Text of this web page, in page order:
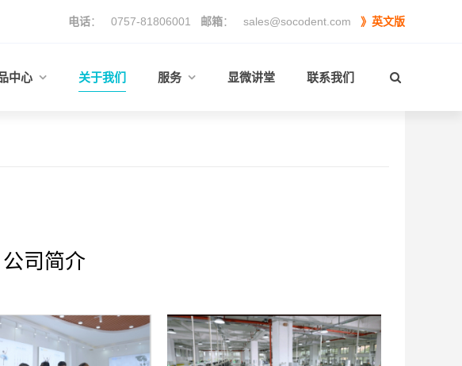
电话： 0757-81806001 邮箱： sales@socodent.com 》英文版
中心 关于我们 服务 显微讲堂 联系我们
公司简介